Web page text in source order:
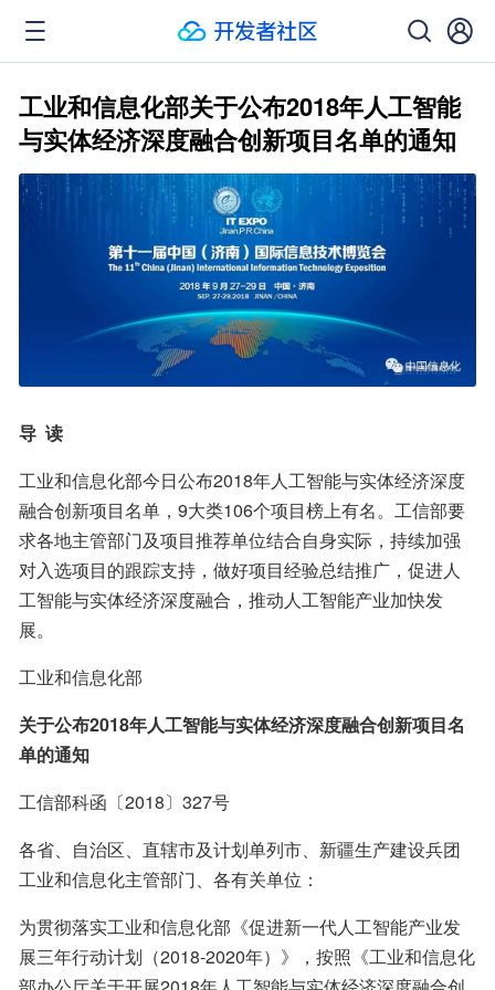
工业和信息化部关于公布2018年人工智能
与实体经济深度融合创新项目名单的通知
导  读
工业和信息化部今日公布2018年人工智能与实体经济深度
融合创新项目名单，9大类106个项目榜上有名。工信部要
求各地主管部门及项目推荐单位结合自身实际，持续加强
对入选项目的跟踪支持，做好项目经验总结推广，促进人
工智能与实体经济深度融合，推动人工智能产业加快发
展。
工业和信息化部
关于公布2018年人工智能与实体经济深度融合创新项目名
单的通知
工信部科函〔2018〕327号
各省、自治区、直辖市及计划单列市、新疆生产建设兵团
工业和信息化主管部门、各有关单位：
为贯彻落实工业和信息化部《促进新一代人工智能产业发
展三年行动计划（2018-2020年）》，按照《工业和信息化